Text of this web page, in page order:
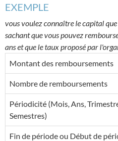
EXEMPLE
vous voulez connaître le capital
sachant que vous pouvez
ans et que le taux proposé par
Montant des remboursements
Nombre de remboursements
Périodicité (Mois, Ans,
Semestres)
Fin de période ou Début de